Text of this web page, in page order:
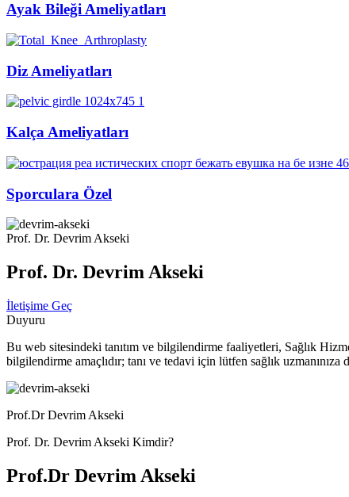
Ayak Bileği Ameliyatları
Diz Ameliyatları
Kalça Ameliyatları
Sporculara Özel
Prof. Dr. Devrim Akseki
Prof. Dr. Devrim Akseki
İletişime Geç
Duyuru
Bu web sitesindeki tanıtım ve bilgilendirme faaliyetleri, Sağlık
bilgilendirme amaçlıdır; tanı ve tedavi için lütfen sağlık uzmanınıza
Prof.Dr Devrim Akseki
Prof. Dr. Devrim Akseki Kimdir?
Prof.Dr Devrim Akseki